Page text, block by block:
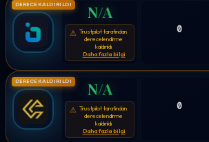
DERECE KALDIRILDI N/A
⚠ Trustpilot tarafından
derecelendirme
kaldırıldı
Daha fazla bilgi
0
DERECE KALDIRILDI N/A
⚠ Trustpilot tarafından
derecelendirme
kaldırıldı
Daha fazla bilgi
0